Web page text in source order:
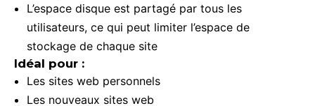
L’espace disque est partagé par tous les
utilisateurs, ce qui peut limiter l’espace de
stockage de chaque site
Idéal pour :
Les sites web personnels
Les nouveaux sites web